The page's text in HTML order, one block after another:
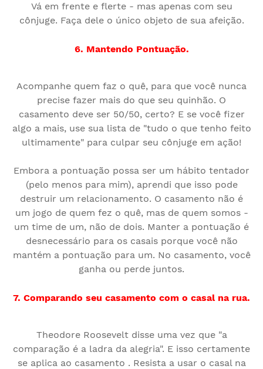
Vá em frente e flerte - mas apenas com seu
cônjuge. Faça dele o único objeto de sua afeição.
6. Mantendo Pontuação.
Acompanhe quem faz o quê, para que você nunca
precise fazer mais do que seu quinhão. O
casamento deve ser 50/50, certo? E se você fizer
algo a mais, use sua lista de "tudo o que tenho feito
ultimamente" para culpar seu cônjuge em ação!
Embora a pontuação possa ser um hábito tentador
(pelo menos para mim), aprendi que isso pode
destruir um relacionamento. O casamento não é
um jogo de quem fez o quê, mas de quem somos -
um time de um, não de dois. Manter a pontuação é
desnecessário para os casais porque você não
mantém a pontuação para um. No casamento, você
ganha ou perde juntos.
7. Comparando seu casamento com o casal na rua.
Theodore Roosevelt disse uma vez que "a
comparação é a ladra da alegria". E isso certamente
se aplica ao casamento . Resista a usar o casal na